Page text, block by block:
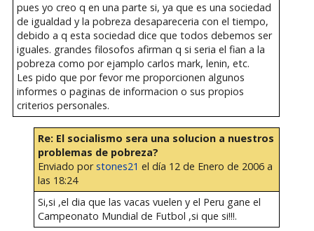
pues yo creo q en una parte si, ya que es una sociedad
de igualdad y la pobreza desapareceria con el tiempo,
debido a q esta sociedad dice que todos debemos ser
iguales. grandes filosofos afirman q si seria el fian a la
pobreza como por ejamplo carlos mark, lenin, etc.
Les pido que por fevor me proporcionen algunos
informes o paginas de informacion o sus propios
criterios personales.
Re: El socialismo sera una solucion a nuestros
problemas de pobreza?
Enviado porstones21 el día 12 de Enero de 2006 a
las 18:24
Si,si ,el dia que las vacas vuelen y el Peru gane el
Campeonato Mundial de Futbol ,si que si!!!.